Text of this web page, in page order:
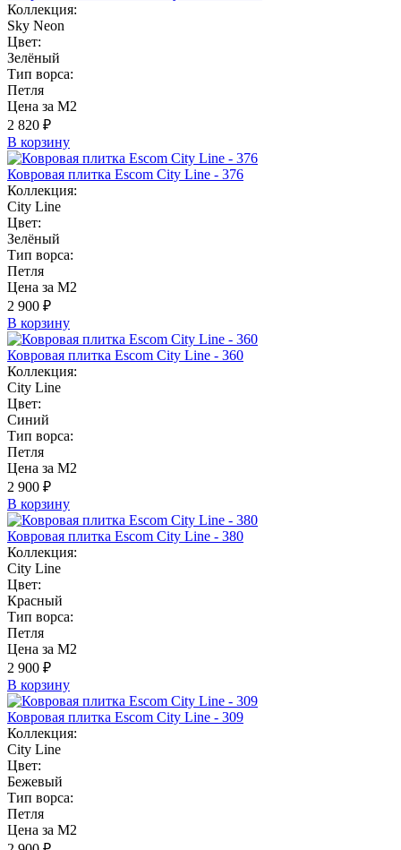
Коллекция:
Sky Neon
Цвет:
Зелёный
Тип ворса:
Петля
Цена за М2
2 820 ₽
В корзину
Ковровая плитка Escom City Line - 376
Коллекция:
City Line
Цвет:
Зелёный
Тип ворса:
Петля
Цена за М2
2 900 ₽
В корзину
Ковровая плитка Escom City Line - 360
Коллекция:
City Line
Цвет:
Синий
Тип ворса:
Петля
Цена за М2
2 900 ₽
В корзину
Ковровая плитка Escom City Line - 380
Коллекция:
City Line
Цвет:
Красный
Тип ворса:
Петля
Цена за М2
2 900 ₽
В корзину
Ковровая плитка Escom City Line - 309
Коллекция:
City Line
Цвет:
Бежевый
Тип ворса:
Петля
Цена за М2